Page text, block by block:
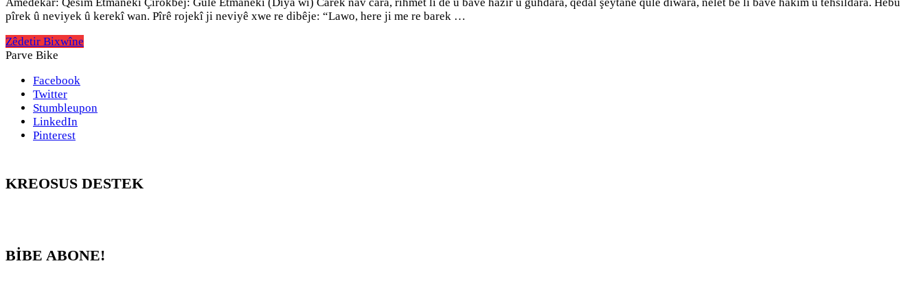
pîrek û neviyek û kerekî wan. Pîrê rojekî ji neviyê xwe re dibêje: “Lawo, here ji me re barek …
Zêdetir Bixwîne
Parve Bike
Facebook
Twitter
Stumbleupon
LinkedIn
Pinterest
KREOSUS DESTEK
BİBE ABONE!